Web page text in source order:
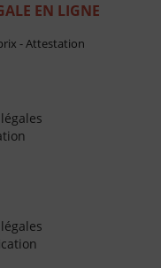
EN LIGNE
- Attestation